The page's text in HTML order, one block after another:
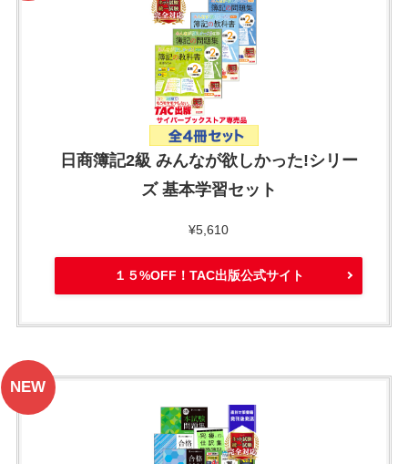
日商簿記2級 みんなが欲しかった!シリー
ズ 基本学習セット
¥5,610
１５%OFF！TAC出版公式サイト
NEW